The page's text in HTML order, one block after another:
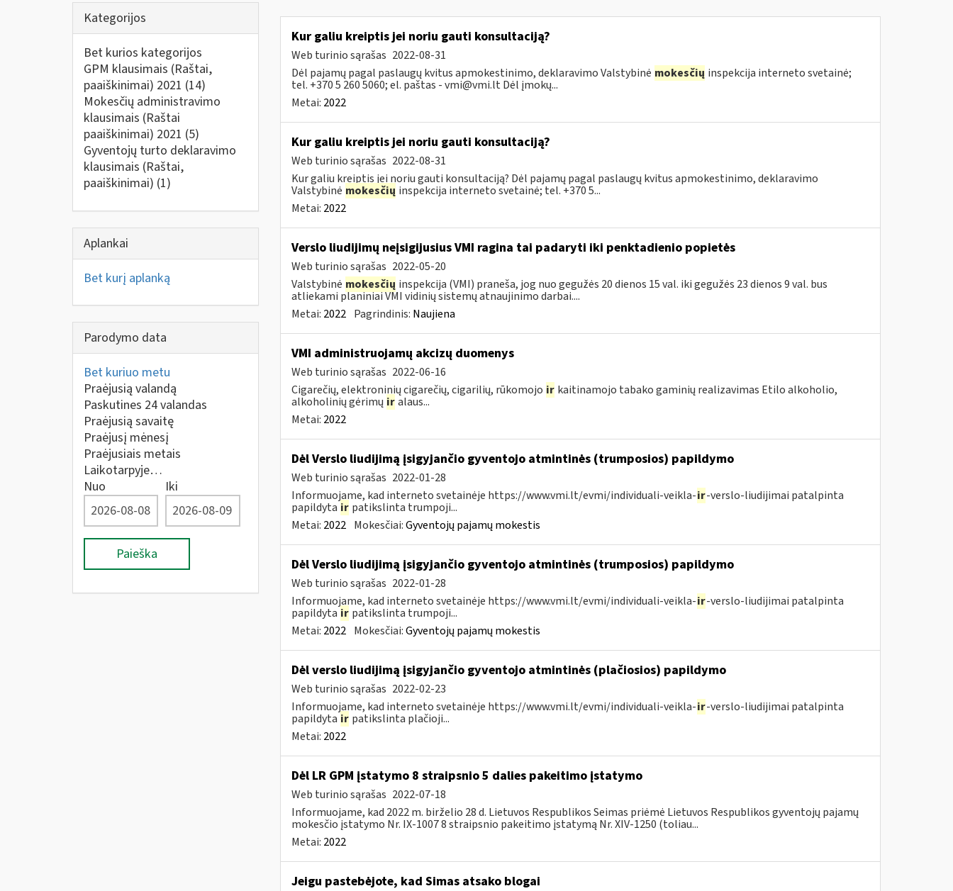
Kategorijos
Bet kurios kategorijos
GPM klausimais (Raštai,
paaiškinimai) 2021 (14)
Mokesčių administravimo
klausimais (Raštai
paaiškinimai) 2021 (5)
Gyventojų turto deklaravimo
klausimais (Raštai,
paaiškinimai) (1)
Aplankai
Bet kurį aplanką
Parodymo data
Bet kuriuo metu
Praėjusią valandą
Paskutines 24 valandas
Praėjusią savaitę
Praėjusį mėnesį
Praėjusiais metais
Laikotarpyje…
Nuo
Iki
Paieška
Kur galiu kreiptis jei noriu gauti konsultaciją?
Web turinio sąrašas 2022-08-31
Dėl pajamų pagal paslaugų kvitus apmokestinimo, deklaravimo Valstybinė mokesčių inspekcija interneto svetainė;
tel. +370 5 260 5060; el. paštas -vmi@vmi.ltDėl įmokų...
Metai: 2022
Kur galiu kreiptis jei noriu gauti konsultaciją?
Web turinio sąrašas 2022-08-31
Kur galiu kreiptis jei noriu gauti konsultaciją? Dėl pajamų pagal paslaugų kvitus apmokestinimo, deklaravimo
Valstybinė mokesčių inspekcija interneto svetainė; tel. +370 5...
Metai: 2022
Verslo liudijimų neįsigijusius VMI ragina tai padaryti iki penktadienio popietės
Web turinio sąrašas 2022-05-20
Valstybinė mokesčių inspekcija (VMI) praneša, jog nuo gegužės 20 dienos 15 val. iki gegužės 23 dienos 9 val. bus
atliekami planiniai VMI vidinių sistemų atnaujinimo darbai....
Metai: 2022 Pagrindinis: Naujiena
VMI administruojamų akcizų duomenys
Web turinio sąrašas 2022-06-16
Cigarečių, elektroninių cigarečių, cigarilių, rūkomojo ir kaitinamojo tabako gaminių realizavimas Etilo alkoholio,
alkoholinių gėrimų ir alaus...
Metai: 2022
Dėl Verslo liudijimą įsigyjančio gyventojo atmintinės (trumposios) papildymo
Web turinio sąrašas 2022-01-28
Informuojame, kad interneto svetainėje https://www.vmi.lt/evmi/individuali-veikla-ir-verslo-liudijimai patalpinta
papildyta ir patikslinta trumpoji...
Metai: 2022 Mokesčiai:Gyventojų pajamų mokestis
Dėl Verslo liudijimą įsigyjančio gyventojo atmintinės (trumposios) papildymo
Web turinio sąrašas 2022-01-28
Informuojame, kad interneto svetainėje https://www.vmi.lt/evmi/individuali-veikla-ir-verslo-liudijimai patalpinta
papildyta ir patikslinta trumpoji...
Metai: 2022 Mokesčiai:Gyventojų pajamų mokestis
Dėl verslo liudijimą įsigyjančio gyventojo atmintinės (plačiosios) papildymo
Web turinio sąrašas 2022-02-23
Informuojame, kad interneto svetainėje https://www.vmi.lt/evmi/individuali-veikla-ir-verslo-liudijimai patalpinta
papildyta ir patikslinta plačioji...
Metai: 2022
Dėl LR GPM įstatymo 8 straipsnio 5 dalies pakeitimo įstatymo
Web turinio sąrašas 2022-07-18
Informuojame, kad 2022 m. birželio 28 d. Lietuvos Respublikos Seimas priėmė Lietuvos Respublikos gyventojų pajamų
mokesčio įstatymo Nr. IX-1007 8 straipsnio pakeitimo įstatymą Nr. XIV-1250 (toliau...
Metai: 2022
Jeigu pastebėjote, kad Simas atsako blogai